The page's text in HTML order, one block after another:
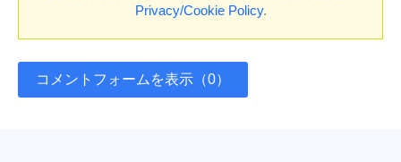
Privacy/Cookie Policy.
コメントフォームを表示（0）